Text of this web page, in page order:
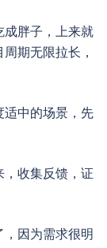
成胖子，上来就
期无限拉长，
适中的场景，先
，收集反馈，证
因为需求很明